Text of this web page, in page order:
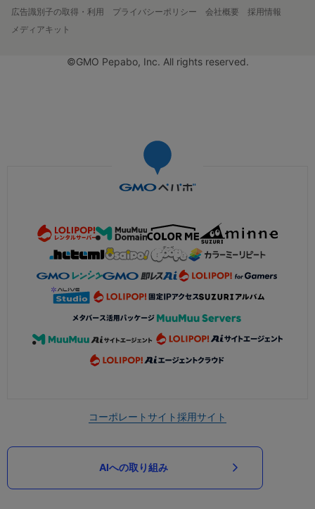
広告識別子の取得・利用
プライバシーポリシー 会社概要
採用情報
メディアキット
©GMO Pepabo, Inc. All rights reserved.
コーポレートサイト採用サイト
AIへの取り組み